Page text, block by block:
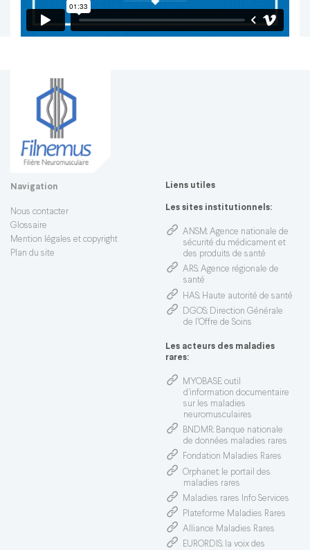
Navigation
Nous contacter
Glossaire
Mention légales et copyright
Plan du site
Liens utiles
Les sites institutionnels:
ANSM: Agence nationale de
sécurité du médicament et
des produits de santé
ARS: Agence régionale de
santé
HAS: Haute autorité de santé
DGOS: Direction Générale
de l’Offre de Soins
Les acteurs des maladies
rares:
MYOBASE: outil
d'information documentaire
sur les maladies
neuromusculaires
BNDMR: Banque nationale
de données maladies rares
Fondation Maladies Rares
Orphanet: le portail des
maladies rares
Maladies rares Info Services
Plateforme Maladies Rares
Alliance Maladies Rares
EURORDIS: la voix des